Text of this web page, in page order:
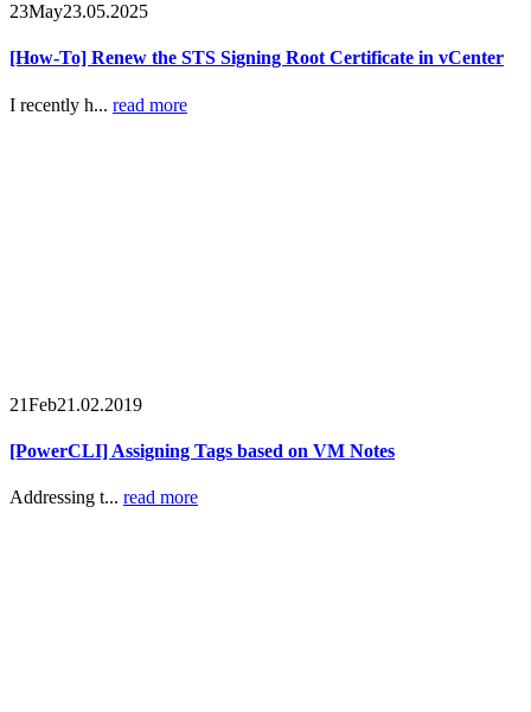
23May23.05.2025
[How-To] Renew the STS Signing Root Certificate in vCenter
I recently h... read more
21Feb21.02.2019
[PowerCLI] Assigning Tags based on VM Notes
Addressing t... read more